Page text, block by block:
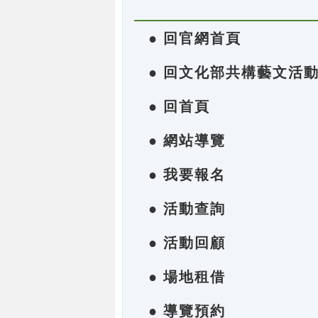
● 回官網首頁
● 回文化部共構藝文活
● 回首頁
● 網站導覽
● 我要報名
● 活動查詢
● 活動回顧
● 場地租借
● 導覽預約